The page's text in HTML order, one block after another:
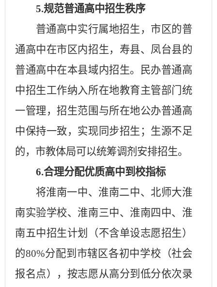
5.规范普通高中招生秩序
普通高中实行属地招生，市区的普
通高中在市区内招生，寿县、凤台县的
普通高中在本县域内招生。民办普通高
中招生工作纳入所在地教育主管部门统
一管理，招生范围与所在地公办普通高
中保持一致，实现同步招生；生源不足
的，市教体局可以统筹调剂安排招生。
6.合理分配优质高中到校指标
将淮南一中、淮南二中、北师大淮
南实验学校、淮南三中、淮南四中、淮
南五中招生计划（不含单设志愿招生）
的80%分配到市辖区各初中学校（社会
报名点），按志愿从高分到低分依次录